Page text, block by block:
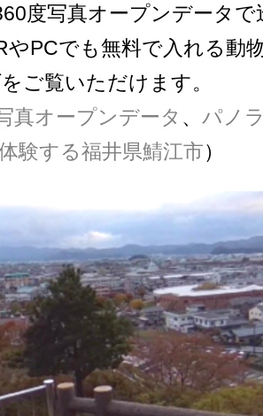
度写真オープンデータ
やPCでも無料で入れる動
ご覧いただけます。
真オープンデータ 、 パノ
験する福井県鯖江市）